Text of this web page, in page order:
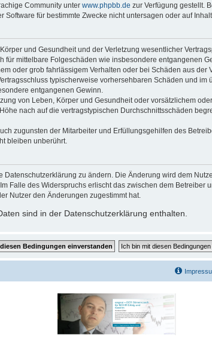
Community unter www.phpbb.de zur Verfügung gestellt.
für bestimmte Zwecke nicht untersagen oder auf
und Gesundheit und der Verletzung wesentlicher
für mittelbare Folgeschäden wie insbesondere entgangenen
oder grob fahrlässigem Verhalten oder bei Schäden aus
typischerweise vorhersehbaren Schäden und
entgangenen Gewinn.
von Leben, Körper und Gesundheit oder vorsätzlichem
nach auf die vertragstypischen Durchschnittsschäden
zugunsten der Mitarbeiter und Erfüllungsgehilfen des
bleiben unberührt.
zu ändern. Die Änderung wird dem
Falle des Widerspruchs erlischt das zwischen dem Betreiber
Nutzer den Änderungen zugestimmt hat.
sind in der Datenschutzerklärung enthalten.